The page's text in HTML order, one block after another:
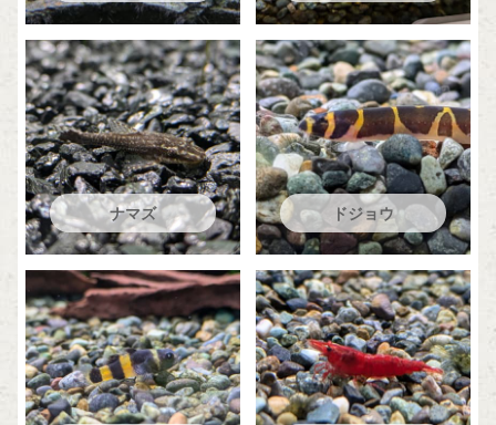
ナマズ ドジョウ